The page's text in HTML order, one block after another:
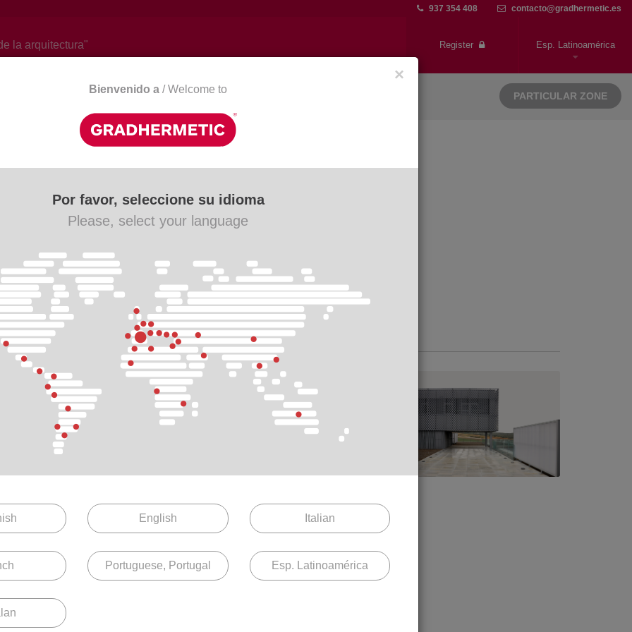
937 354 408 contacto@gradhermetic.es
Esp. Latinoamérica
la arquitectura" Register
PARTICULAR ZONE
Descargas Contacto
Persianas, Celosías y Cielos Metálicos. Use el
aquellos productos que le interesen de una forma más
×
Bienvenido a / Welcome to
Por favor, seleccione su idioma
Please, select your language
English Italian
Portuguese, Portugal Esp. Latinoamérica